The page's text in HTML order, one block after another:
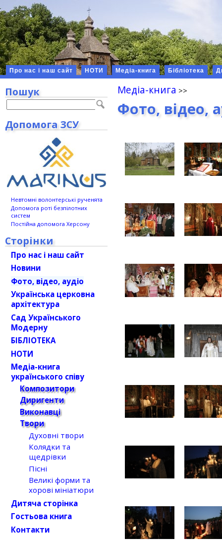
Про нас і наш сайт НОТИ Медіа-книга Бібліотека
Медіа-книга
Фото, відео,
Пошук
Допомога ЗСУ
Невтомні волонтерські рученята
Допомога роті безпілотних
систем
Постійна допомога Херсону
Сторінки
Про нас і наш сайт
Новини
Фото, відео, аудіо
Українська церковна
архітектура
Сад Українського
Модерну
БІБЛІОТЕКА
НОТИ
Медіа-книга
українського співу
Композитори
Диригенти
Виконавці
Твори
Духовні твори
Колядки та
щедрівки
Пісні
Великі форми та
хорові мініатюри
Дитяча сторінка
Гостьова книга
Контакти